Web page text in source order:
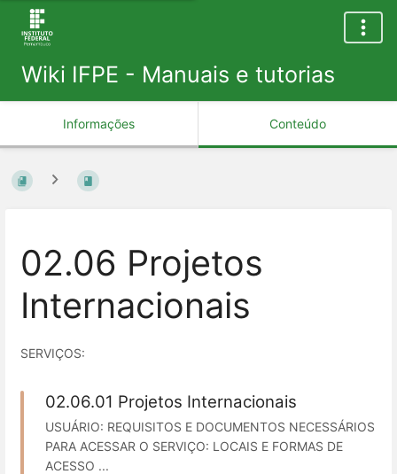
Wiki IFPE - Manuais e tutorias
Informações Conteúdo
02.06 Projetos
Internacionais
SERVIÇOS:
02.06.01 Projetos Internacionais
USUÁRIO: REQUISITOS E DOCUMENTOS NECESSÁRIOS
PARA ACESSAR O SERVIÇO: LOCAIS E FORMAS DE
ACESSO ...